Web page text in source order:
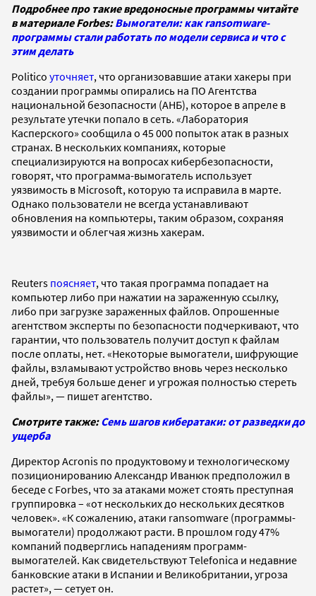
Подробнее про такие вредоносные программы читайте
в материале Forbes:Вымогатели: как ransomware-
программы стали работать по модели сервиса и что с
этим делать
Politico уточняет, что организовавшие атаки хакеры при
создании программы опирались на ПО Агентства
национальной безопасности (АНБ), которое в апреле в
результате утечки попало в сеть. «Лаборатория
Касперского» сообщила о 45 000 попыток атак в разных
странах. В нескольких компаниях, которые
специализируются на вопросах кибербезопасности,
говорят, что программа-вымогатель использует
уязвимость в Microsoft, которую та исправила в марте.
Однако пользователи не всегда устанавливают
обновления на компьютеры, таким образом, сохраняя
уязвимости и облегчая жизнь хакерам.
Reuters поясняет, что такая программа попадает на
компьютер либо при нажатии на зараженную ссылку,
либо при загрузке зараженных файлов. Опрошенные
агентством эксперты по безопасности подчеркивают, что
гарантии, что пользователь получит доступ к файлам
после оплаты, нет. «Некоторые вымогатели, шифрующие
файлы, взламывают устройство вновь через несколько
дней, требуя больше денег и угрожая полностью стереть
файлы», — пишет агентство.
Смотрите также:Семь шагов кибератаки: от разведки до
ущерба
Директор Acronis по продуктовому и технологическому
позиционированию Александр Иванюк предположил в
беседе с Forbes, что за атаками может стоять преступная
группировка – «от нескольких до нескольких десятков
человек». «К сожалению, атаки ransomware (программы-
вымогатели) продолжают расти. В прошлом году 47%
компаний подверглись нападениям программ-
вымогателей. Как свидетельствуют Telefonica и недавние
банковские атаки в Испании и Великобритании, угроза
растет», — сетует он.